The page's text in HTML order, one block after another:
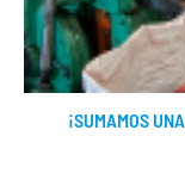
¡SUMAMOS